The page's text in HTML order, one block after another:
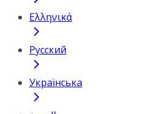
Ελληνικά
Русский
Українська